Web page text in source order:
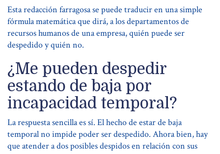
Esta redacción farragosa se puede traducir en una simple
fórmula matemática que dirá, a los departamentos de
recursos humanos de una empresa, quién puede ser
despedido y quién no.
¿Me pueden despedir
estando de baja por
incapacidad temporal?
La respuesta sencilla es sí. El hecho de estar de baja
temporal no impide poder ser despedido. Ahora bien, hay
que atender a dos posibles despidos en relación con sus